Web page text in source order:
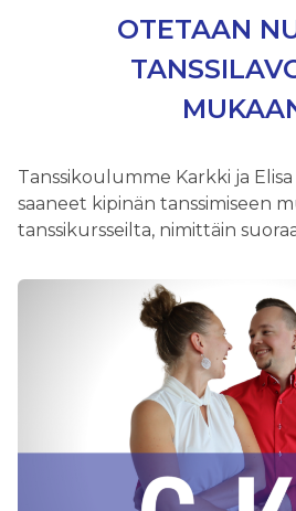
OTETAAN
Tanssikoulumme Karkki ja
saaneet kipinän tanssimiseen
tanssikursseilta, nimittäin